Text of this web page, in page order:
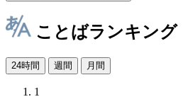
ことばランキング
24時間 週間 月間
1